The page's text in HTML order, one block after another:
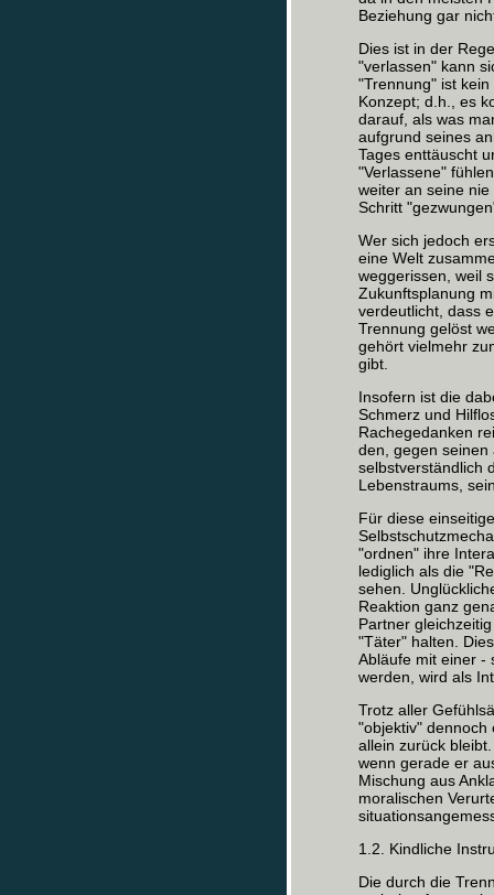
Beziehung gar
Dies ist in der
"verlassen" kann
"Trennung" ist
Konzept; d.h., es
darauf, als was
aufgrund seines
Tages enttäuscht
"Verlassene"
weiter an seine
Schritt
Wer sich jedoch
eine Welt
weggerissen, weil
Zukunftsplanung
verdeutlicht, dass
Trennung gelöst
gehört vielmehr
gibt.
Insofern ist die
Schmerz und
Rachegedanken
den, gegen seinen
selbstverständlich
Lebenstraums,
Für diese
"ordnen" ihre
lediglich als die
sehen.
Reaktion ganz
Partner
"Täter" halten.
Abläufe mit einer -
werden, wird als
Trotz aller
"objektiv" dennoch
allein zurück
wenn gerade er
Mischung aus
moralischen
1.2. Kindliche
Die durch die